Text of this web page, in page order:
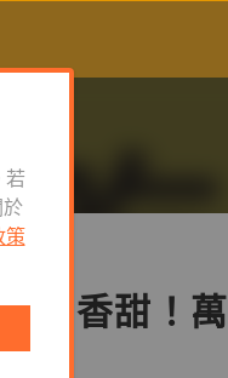
烤香甜！萬
若
策